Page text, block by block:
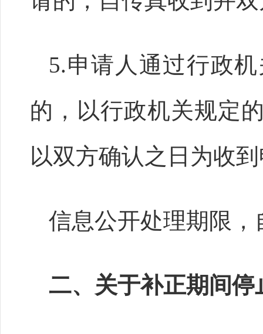
5.申请人通过行政
的，以行政机关规定
以双方确认之日为收
信息公开处理期限
二、关于补正期间